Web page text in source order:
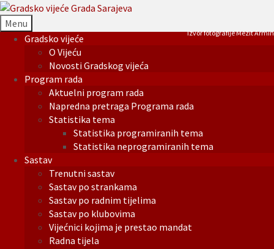
Menu
Gradsko vijeće
O Vijeću
Novosti Gradskog vijeća
Program rada
Aktuelni program rada
Napredna pretraga Programa rada
Statistika tema
Statistika programiranih tema
Statistika neprogramiranih tema
Sastav
Trenutni sastav
Sastav po strankama
Sastav po radnim tijelima
Sastav po klubovima
Vijećnici kojima je prestao mandat
Radna tijela
Izvor fotografije Mezit Armin